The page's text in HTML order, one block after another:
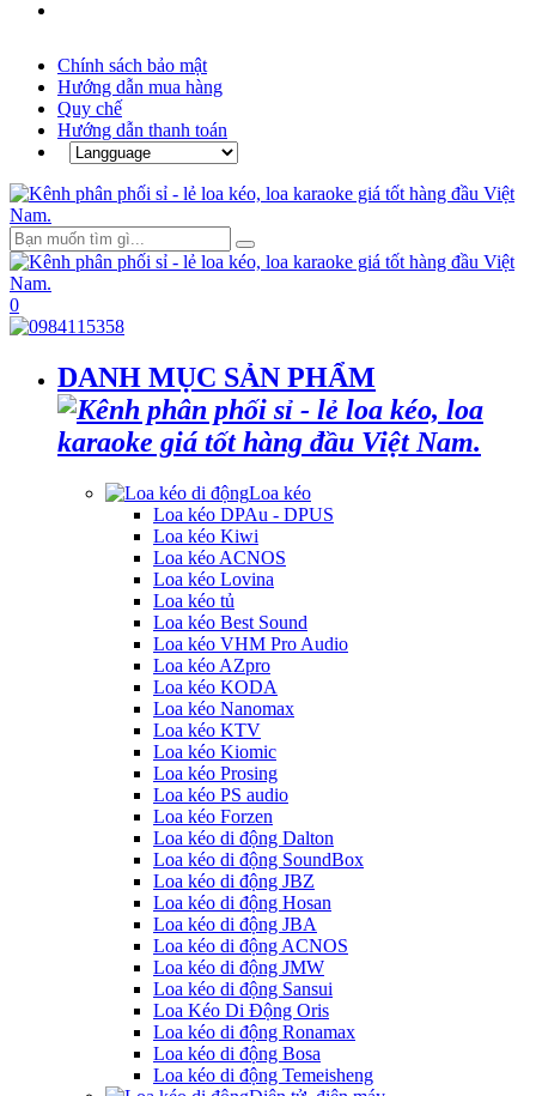
Chính sách bảo mật
Hướng dẫn mua hàng
Quy chế
Hướng dẫn thanh toán
0
DANH MỤC SẢN PHẨM
Loa kéo
Loa kéo DPAu - DPUS
Loa kéo Kiwi
Loa kéo ACNOS
Loa kéo Lovina
Loa kéo tủ
Loa kéo Best Sound
Loa kéo VHM Pro Audio
Loa kéo AZpro
Loa kéo KODA
Loa kéo Nanomax
Loa kéo KTV
Loa kéo Kiomic
Loa kéo Prosing
Loa kéo PS audio
Loa kéo Forzen
Loa kéo di động Dalton
Loa kéo di động SoundBox
Loa kéo di động JBZ
Loa kéo di động Hosan
Loa kéo di động JBA
Loa kéo di động ACNOS
Loa kéo di động JMW
Loa kéo di động Sansui
Loa Kéo Di Động Oris
Loa kéo di động Ronamax
Loa kéo di động Bosa
Loa kéo di động Temeisheng